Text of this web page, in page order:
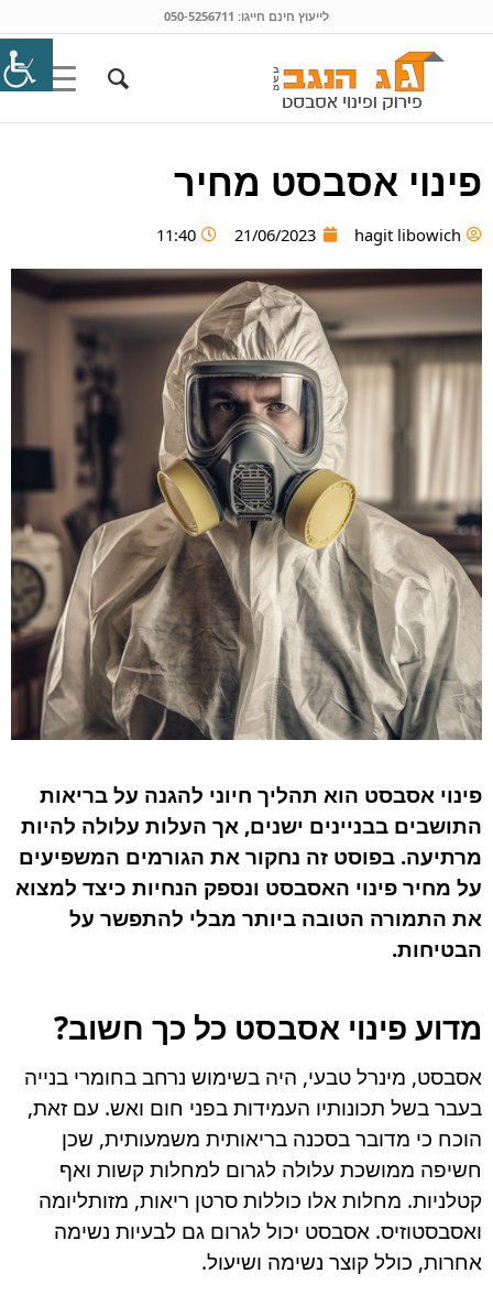
לייעוץ חינם חייגו: 050-5256711
פינוי אסבסט מחיר
hagit libowich
21/06/2023
11:40
פינוי אסבסט הוא תהליך חיוני להגנה על בריאות
התושבים בבניינים ישנים, אך העלות עלולה להיות
מרתיעה. בפוסט זה נחקור את הגורמים המשפיעים
על מחיר פינוי האסבסט ונספק הנחיות כיצד למצוא
את התמורה הטובה ביותר מבלי להתפשר על
הבטיחות.
מדוע פינוי אסבסט כל כך חשוב?
אסבסט, מינרל טבעי, היה בשימוש נרחב בחומרי בנייה
בעבר בשל תכונותיו העמידות בפני חום ואש. עם זאת,
הוכח כי מדובר בסכנה בריאותית משמעותית, שכן
חשיפה ממושכת עלולה לגרום למחלות קשות ואף
קטלניות. מחלות אלו כוללות סרטן ריאות, מזותליומה
ואסבסטוזיס. אסבסט יכול לגרום גם לבעיות נשימה
אחרות, כולל קוצר נשימה ושיעול.